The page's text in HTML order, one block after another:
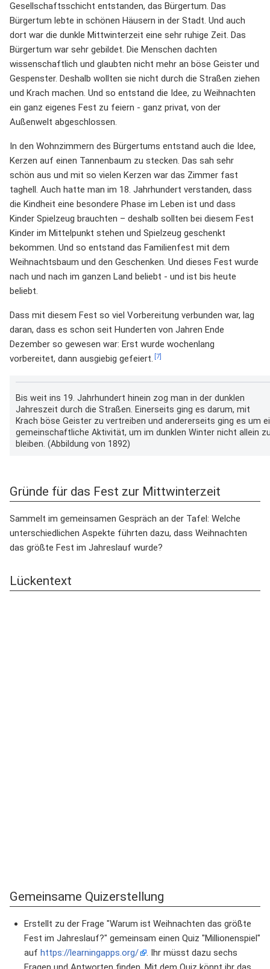
Gesellschaftsschicht entstanden, das Bürgertum. Das
Bürgertum lebte in schönen Häusern in der Stadt. Und auch
dort war die dunkle Mittwinterzeit eine sehr ruhige Zeit. Das
Bürgertum war sehr gebildet. Die Menschen dachten
wissenschaftlich und glaubten nicht mehr an böse Geister und
Gespenster. Deshalb wollten sie nicht durch die Straßen ziehen
und Krach machen. Und so entstand die Idee, zu Weihnachten
ein ganz eigenes Fest zu feiern - ganz privat, von der
Außenwelt abgeschlossen.
In den Wohnzimmern des Bürgertums entstand auch die Idee,
Kerzen auf einen Tannenbaum zu stecken. Das sah sehr
schön aus und mit so vielen Kerzen war das Zimmer fast
taghell. Auch hatte man im 18. Jahrhundert verstanden, dass
die Kindheit eine besondere Phase im Leben ist und dass
Kinder Spielzeug brauchten – deshalb sollten bei diesem Fest
Kinder im Mittelpunkt stehen und Spielzeug geschenkt
bekommen. Und so entstand das Familienfest mit dem
Weihnachtsbaum und den Geschenken. Und dieses Fest wurde
nach und nach im ganzen Land beliebt - und ist bis heute
beliebt.
Dass mit diesem Fest so viel Vorbereitung verbunden war, lag
daran, dass es schon seit Hunderten von Jahren Ende
Dezember so gewesen war: Erst wurde wochenlang
vorbereitet, dann ausgiebig gefeiert. [7]
Bis weit ins 19. Jahrhundert hinein zog man in der dunklen
Jahreszeit durch die Straßen. Einerseits ging es darum, mit
Krach böse Geister zu vertreiben und andererseits ging es um
gemeinschaftliche Aktivität, um im dunklen Winter nicht allein
bleiben. (Abbildung von 1892)
Gründe für das Fest zur Mittwinterzeit
Sammelt im gemeinsamen Gespräch an der Tafel: Welche
unterschiedlichen Aspekte führten dazu, dass Weihnachten
das größte Fest im Jahreslauf wurde?
Lückentext
Gemeinsame Quizerstellung
Erstellt zu der Frage "Warum ist Weihnachten das größte
Fest im Jahreslauf?" gemeinsam einen Quiz "Millionenspiel"
auf https://learningapps.org/
. Ihr müsst dazu sechs